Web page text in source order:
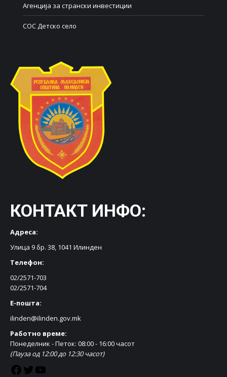
Агенција за странски инвестиции
СОС Детско село
КОНТАКТ ИНФО:
Адреса:
Улица 9 бр. 38, 1041 Илинден
Телефон:
02/2571-703
02/2571-704
Е-пошта:
ilinden@ilinden.gov.mk
Работно време:
Понеделник - Петок: 08:00 - 16:00 часот
(Пауза од 12:00 до 12:30 часот)